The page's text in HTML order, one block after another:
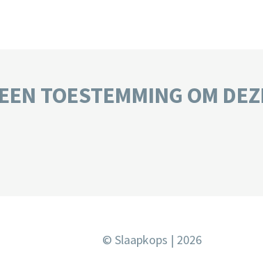
TOESTEMMING OM
© Slaapkops | 2026